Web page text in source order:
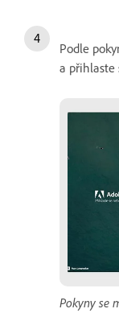
Podle
a přihlaste
Pokyny se